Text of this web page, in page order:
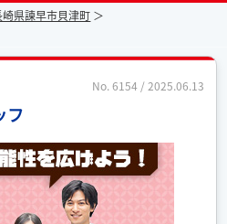
崎県諫早市貝津町
No. 6154 / 2025.06.13
フ